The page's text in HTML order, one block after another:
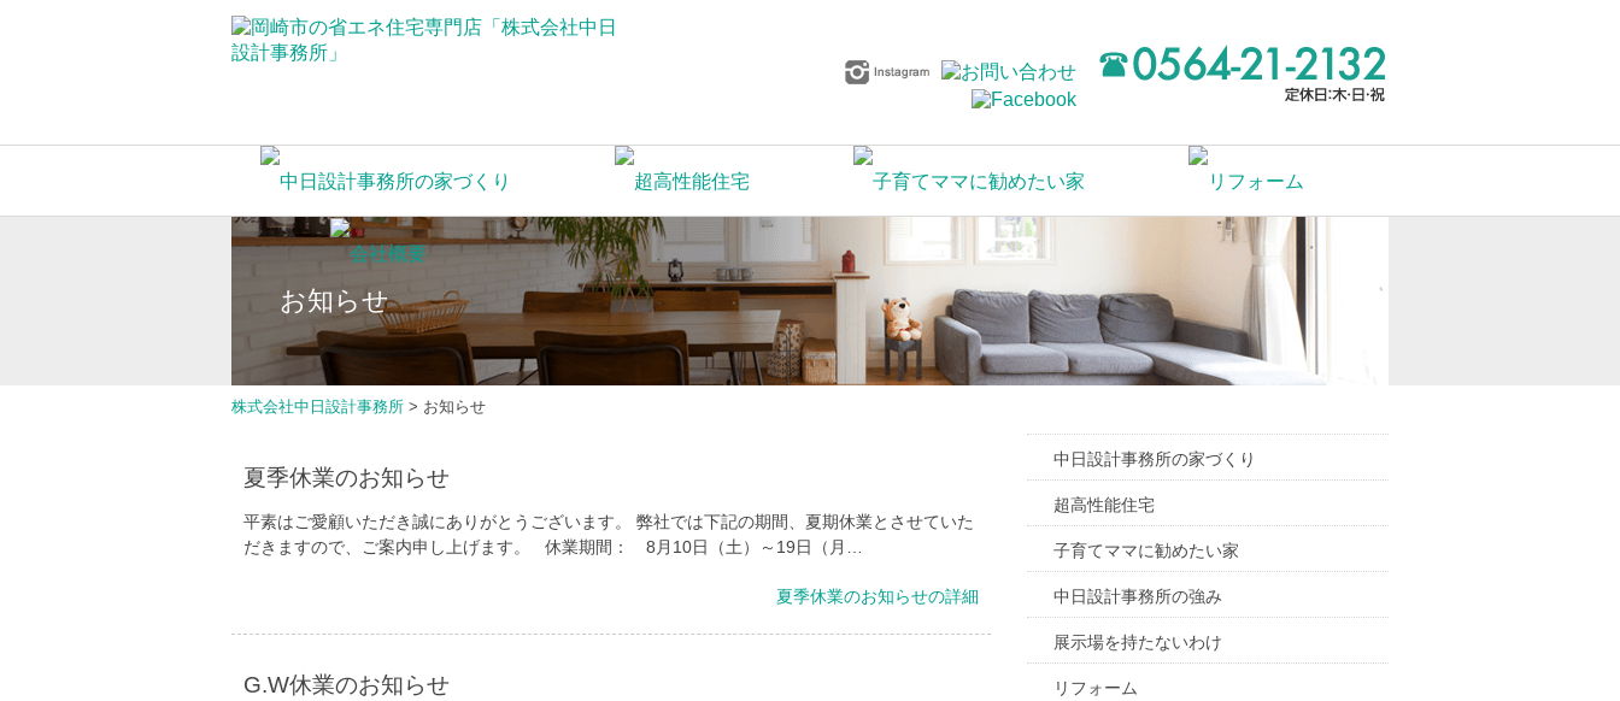
お知らせ
株式会社中日設計事務所 > お知らせ
夏季休業のお知らせ
平素はご愛顧いただき誠にありがとうございます。 弊社では下記の期間、夏期休業とさせていた
だきますので、ご案内申し上げます。 休業期間： 8月10日（土）～19日（月…
夏季休業のお知らせの詳細
G.W休業のお知らせ
中日設計事務所の家づくり
超高性能住宅
子育てママに勧めたい家
中日設計事務所の強み
展示場を持たないわけ
リフォーム